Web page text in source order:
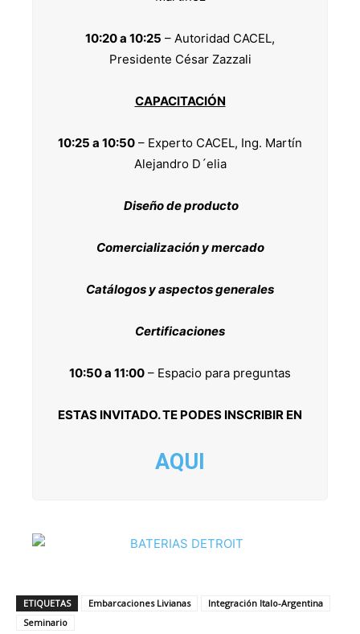
10:20 a 10:25 – Autoridad CACEL,
Presidente César Zazzali
CAPACITACIÓN
10:25 a 10:50 – Experto CACEL, Ing. Martín
Alejandro D´elia
Diseño de producto
Comercialización y mercado
Catálogos y aspectos generales
Certificaciones
10:50 a 11:00 – Espacio para preguntas
ESTAS INVITADO. TE PODES INSCRIBIR EN
AQUI
ETIQUETAS Embarcaciones Livianas
Integración Italo-Argentina
Seminario